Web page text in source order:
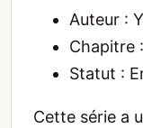
Auteur :
Chapitre
Statut :
Cette série a